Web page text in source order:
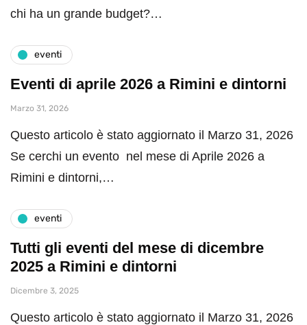
chi ha un grande budget?…
eventi
Eventi di aprile 2026 a Rimini e dintorni
Marzo 31, 2026
Questo articolo è stato aggiornato il Marzo 31, 2026
Se cerchi un evento nel mese di Aprile 2026 a
Rimini e dintorni,…
eventi
Tutti gli eventi del mese di dicembre
2025 a Rimini e dintorni
Dicembre 3, 2025
Questo articolo è stato aggiornato il Marzo 31, 2026